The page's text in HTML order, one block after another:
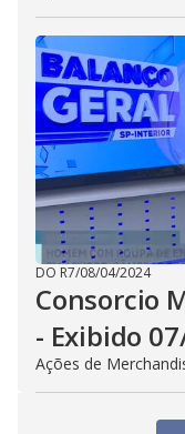
DO R7/08/04/2024
Consorcio
- Exibido
Ações de